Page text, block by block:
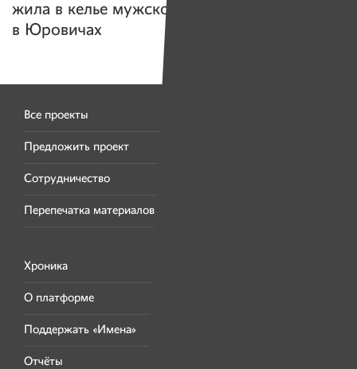
жила в келье мужского монастыря
в Юровичах
Все проекты
Предложить проект
Сотрудничество
Перепечатка материалов
Хроника
О платформе
Поддержать «Имена»
Отчёты